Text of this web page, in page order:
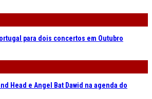
para dois concertos em Outubro
Head e Angel Bat Dawid na agenda do